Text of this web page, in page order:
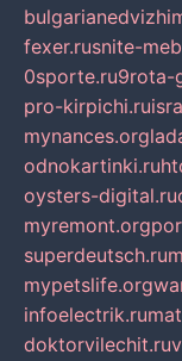
fexer.rusnite-
0sporte.ru9rota-
pro-kirpichi.ru
mynances.org
odnokartinki.ru
oysters-digital.ru
myremont.org
superdeutsch.ru
mypetslife.org
infoelectrik.ru
doktorvilechit.ru